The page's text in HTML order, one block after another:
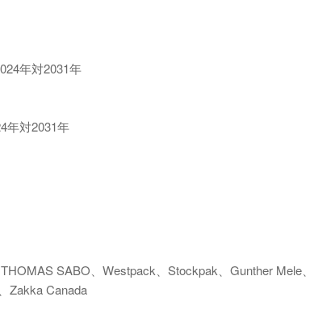
年対2031年
年対2031年
SABO、Westpack、Stockpak、Gunther Mele
Zakka Canada